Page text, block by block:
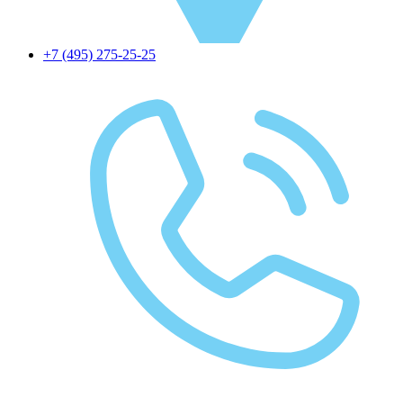
+7 (495) 275-25-25